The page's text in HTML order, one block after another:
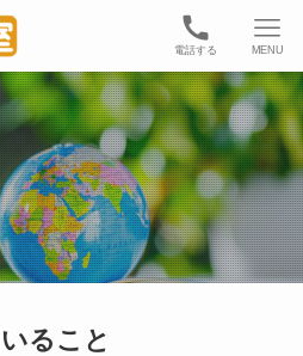
電話する MENU
ること